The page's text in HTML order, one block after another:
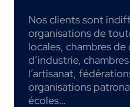
Nos clients sont
organisations de
locales, chambres
d’industrie,
l’artisanat,
organisations
écoles…